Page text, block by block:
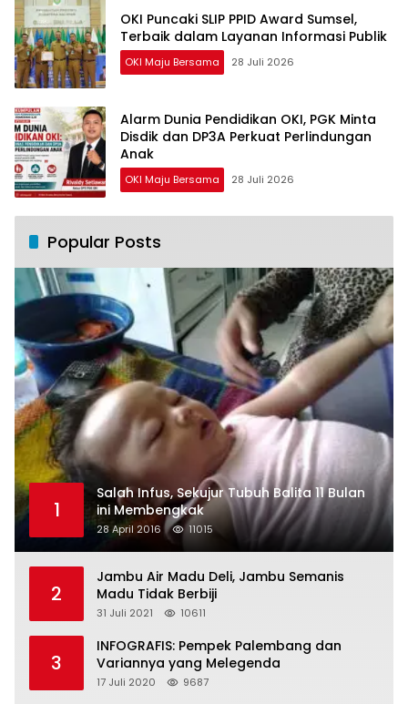
OKI Puncaki SLIP PPID Award Sumsel,
Terbaik dalam Layanan Informasi Publik
OKI Maju Bersama 28 Juli 2026
Alarm Dunia Pendidikan OKI, PGK Minta
Disdik dan DP3A Perkuat Perlindungan
Anak
OKI Maju Bersama 28 Juli 2026
Popular Posts
1
Salah Infus, Sekujur Tubuh Balita 11 Bulan
ini Membengkak
28 April 2016 11015
2
Jambu Air Madu Deli, Jambu Semanis
Madu Tidak Berbiji
31 Juli 2021 10611
3
INFOGRAFIS: Pempek Palembang dan
Variannya yang Melegenda
17 Juli 2020 9687